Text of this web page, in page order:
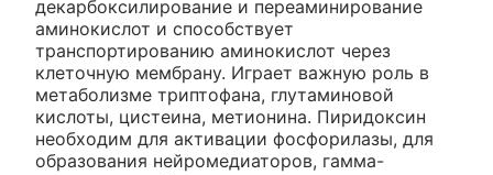
декарбоксилирование и переаминирование
аминокислот и способствует
транспортированию аминокислот через
клеточную мембрану. Играет важную роль в
метаболизме триптофана, глутаминовой
кислоты, цистеина, метионина. Пиридоксин
необходим для активации фосфорилазы, для
образования нейромедиаторов, гамма-